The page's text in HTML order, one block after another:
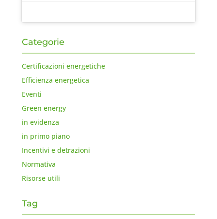
Categorie
Certificazioni energetiche
Efficienza energetica
Eventi
Green energy
in evidenza
in primo piano
Incentivi e detrazioni
Normativa
Risorse utili
Tag